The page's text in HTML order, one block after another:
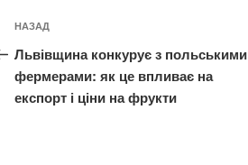
Навігація
записів
Попередній
запис:
НАЗАД
Львівщина конкурує з польськими
фермерами: як це впливає на
експорт і ціни на фрукти